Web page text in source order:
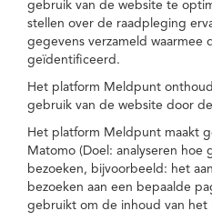
gebruik van de website te
stellen over de raadpleging
gegevens verzameld waarmee
geïdentificeerd.
Het platform Meldpunt
gebruik van de website door
Het platform Meldpunt maakt
Matomo (Doel: analyseren hoe
bezoeken, bijvoorbeeld: het
bezoeken aan een bepaalde
gebruikt om de inhoud van